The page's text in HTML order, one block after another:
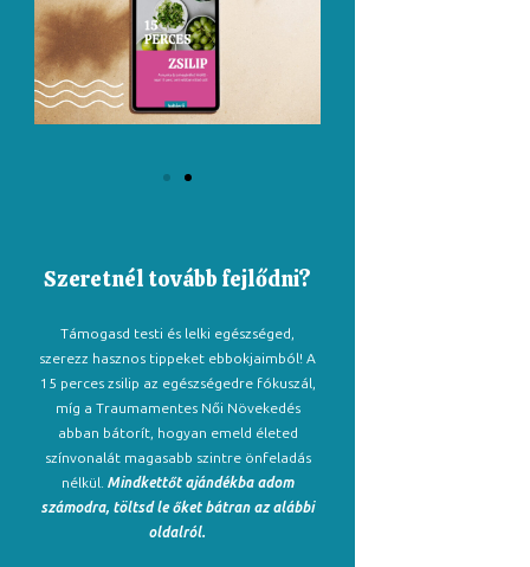
Szeretnél tovább fejlődni?
Támogasd testi és lelki egészséged,
szerezz hasznos tippeket ebbokjaimból! A
15 perces zsilip az egészségedre fókuszál,
míg a Traumamentes Női Növekedés
abban bátorít, hogyan emeld életed
színvonalát magasabb szintre önfeladás
nélkül. Mindkettőt ajándékba adom
számodra, töltsd le őket bátran az alábbi
oldalról.